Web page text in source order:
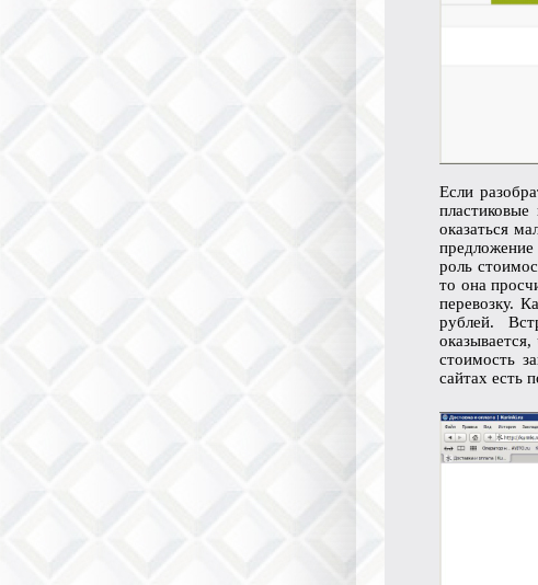
Если
оказаться
роль
то она
перевозку.
рублей.
стоимость
сайтах есть